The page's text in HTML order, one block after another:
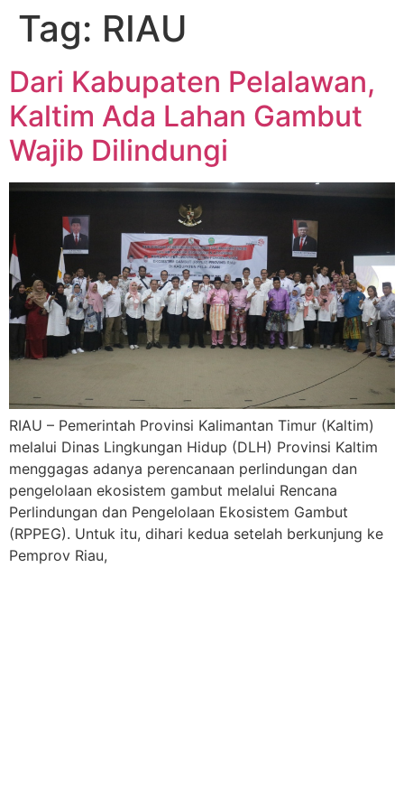
Tag: RIAU
Dari Kabupaten Pelalawan,
Kaltim Ada Lahan Gambut
Wajib Dilindungi
RIAU – Pemerintah Provinsi Kalimantan Timur (Kaltim)
melalui Dinas Lingkungan Hidup (DLH) Provinsi Kaltim
menggagas adanya perencanaan perlindungan dan
pengelolaan ekosistem gambut melalui Rencana
Perlindungan dan Pengelolaan Ekosistem Gambut
(RPPEG). Untuk itu, dihari kedua setelah berkunjung ke
Pemprov Riau,